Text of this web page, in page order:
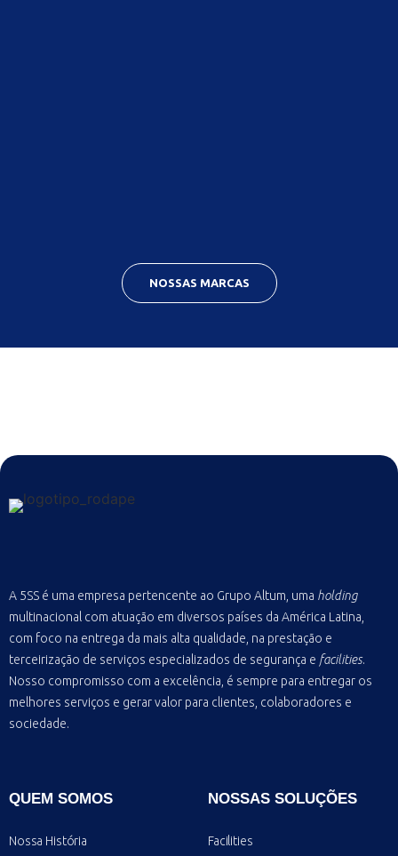
NOSSAS MARCAS
A 5SS é uma empresa pertencente ao Grupo Altum, uma holding
multinacional com atuação em diversos países da América Latina,
com foco na entrega da mais alta qualidade, na prestação e
terceirização de serviços especializados de segurança e facilities.
Nosso compromisso com a excelência, é sempre para entregar os
melhores serviços e gerar valor para clientes, colaboradores e
sociedade.
QUEM SOMOS
Nossa História
NOSSAS SOLUÇÕES
Facilities